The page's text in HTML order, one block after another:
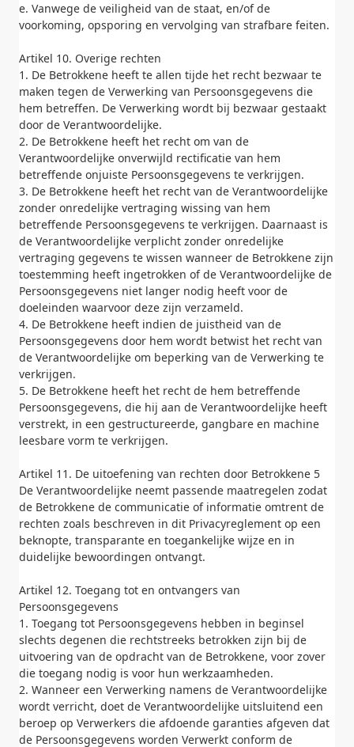
e. Vanwege de veiligheid van de staat, en/of de
voorkoming, opsporing en vervolging van strafbare feiten.
Artikel 10. Overige rechten
1. De Betrokkene heeft te allen tijde het recht bezwaar te
maken tegen de Verwerking van Persoonsgegevens die
hem betreffen. De Verwerking wordt bij bezwaar gestaakt
door de Verantwoordelijke.
2. De Betrokkene heeft het recht om van de
Verantwoordelijke onverwijld rectificatie van hem
betreffende onjuiste Persoonsgegevens te verkrijgen.
3. De Betrokkene heeft het recht van de Verantwoordelijke
zonder onredelijke vertraging wissing van hem
betreffende Persoonsgegevens te verkrijgen. Daarnaast is
de Verantwoordelijke verplicht zonder onredelijke
vertraging gegevens te wissen wanneer de Betrokkene zijn
toestemming heeft ingetrokken of de Verantwoordelijke de
Persoonsgegevens niet langer nodig heeft voor de
doeleinden waarvoor deze zijn verzameld.
4. De Betrokkene heeft indien de juistheid van de
Persoonsgegevens door hem wordt betwist het recht van
de Verantwoordelijke om beperking van de Verwerking te
verkrijgen.
5. De Betrokkene heeft het recht de hem betreffende
Persoonsgegevens, die hij aan de Verantwoordelijke heeft
verstrekt, in een gestructureerde, gangbare en machine
leesbare vorm te verkrijgen.
Artikel 11. De uitoefening van rechten door Betrokkene 5
De Verantwoordelijke neemt passende maatregelen zodat
de Betrokkene de communicatie of informatie omtrent de
rechten zoals beschreven in dit Privacyreglement op een
beknopte, transparante en toegankelijke wijze en in
duidelijke bewoordingen ontvangt.
Artikel 12. Toegang tot en ontvangers van
Persoonsgegevens
1. Toegang tot Persoonsgegevens hebben in beginsel
slechts degenen die rechtstreeks betrokken zijn bij de
uitvoering van de opdracht van de Betrokkene, voor zover
die toegang nodig is voor hun werkzaamheden.
2. Wanneer een Verwerking namens de Verantwoordelijke
wordt verricht, doet de Verantwoordelijke uitsluitend een
beroep op Verwerkers die afdoende garanties afgeven dat
de Persoonsgegevens worden Verwerkt conform de